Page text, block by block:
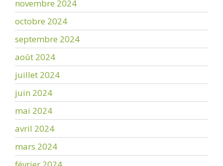
novembre 2024
octobre 2024
septembre 2024
août 2024
juillet 2024
juin 2024
mai 2024
avril 2024
mars 2024